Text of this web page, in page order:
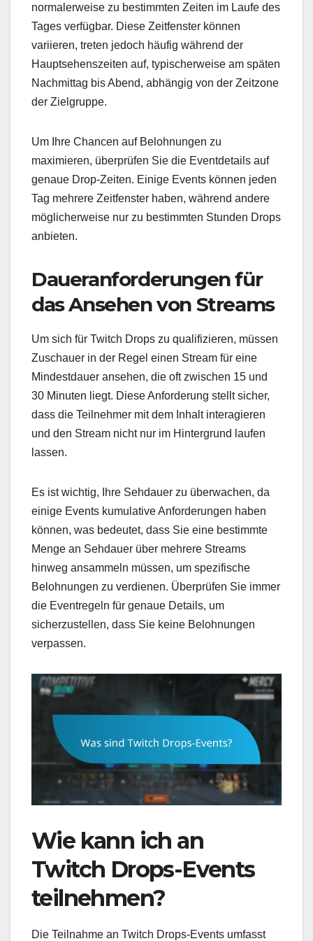
normalerweise zu bestimmten Zeiten im Laufe des
Tages verfügbar. Diese Zeitfenster können
variieren, treten jedoch häufig während der
Hauptsehenszeiten auf, typischerweise am späten
Nachmittag bis Abend, abhängig von der Zeitzone
der Zielgruppe.
Um Ihre Chancen auf Belohnungen zu
maximieren, überprüfen Sie die Eventdetails auf
genaue Drop-Zeiten. Einige Events können jeden
Tag mehrere Zeitfenster haben, während andere
möglicherweise nur zu bestimmten Stunden Drops
anbieten.
Daueranforderungen für
das Ansehen von Streams
Um sich für Twitch Drops zu qualifizieren, müssen
Zuschauer in der Regel einen Stream für eine
Mindestdauer ansehen, die oft zwischen 15 und
30 Minuten liegt. Diese Anforderung stellt sicher,
dass die Teilnehmer mit dem Inhalt interagieren
und den Stream nicht nur im Hintergrund laufen
lassen.
Es ist wichtig, Ihre Sehdauer zu überwachen, da
einige Events kumulative Anforderungen haben
können, was bedeutet, dass Sie eine bestimmte
Menge an Sehdauer über mehrere Streams
hinweg ansammeln müssen, um spezifische
Belohnungen zu verdienen. Überprüfen Sie immer
die Eventregeln für genaue Details, um
sicherzustellen, dass Sie keine Belohnungen
verpassen.
Wie kann ich an
Twitch Drops-Events
teilnehmen?
Die Teilnahme an Twitch Drops-Events umfasst